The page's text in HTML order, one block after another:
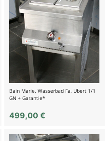
Bain Marie, Wasserbad Fa. Ubert 1/1
GN + Garantie*
499,00€